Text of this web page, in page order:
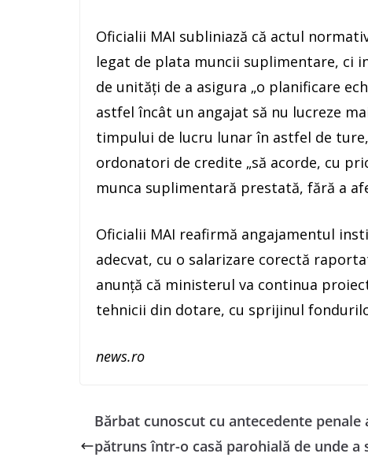
Oficialii MAI subliniază că actul
legat de plata muncii suplimentare, ci
de unităţi de a asigura „o planificare
astfel încât un angajat să nu lucreze
timpului de lucru lunar în astfel de
ordonatori de credite „să acorde, cu
munca suplimentară prestată, fără a
Oficialii MAI reafirmă angajamentul
adecvat, cu o salarizare corectă
anunţă că ministerul va continua
tehnicii din dotare, cu sprijinul
news.ro
Bărbat cunoscut cu antecedente penale
pătruns într-o casă parohială de unde a